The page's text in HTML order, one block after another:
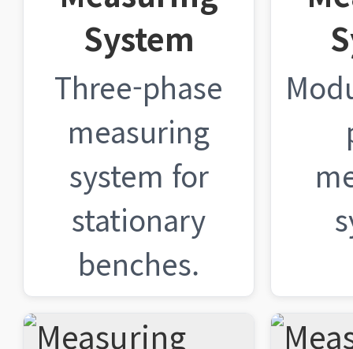
System
Three-phase
measuring
system for
stationary
benches.